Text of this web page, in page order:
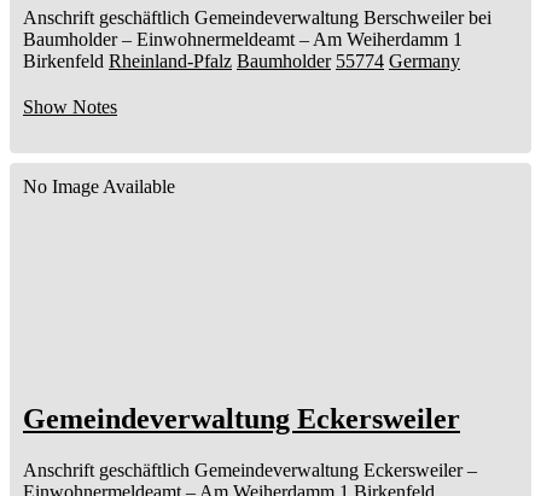
Anschrift geschäftlich Gemeindeverwaltung Berschweiler bei
Baumholder – Einwohnermeldeamt – Am Weiherdamm 1
Birkenfeld Rheinland-Pfalz Baumholder 55774 Germany
Show Notes
No Image Available
Gemeindeverwaltung Eckersweiler
Anschrift geschäftlich Gemeindeverwaltung Eckersweiler –
Einwohnermeldeamt – Am Weiherdamm 1 Birkenfeld